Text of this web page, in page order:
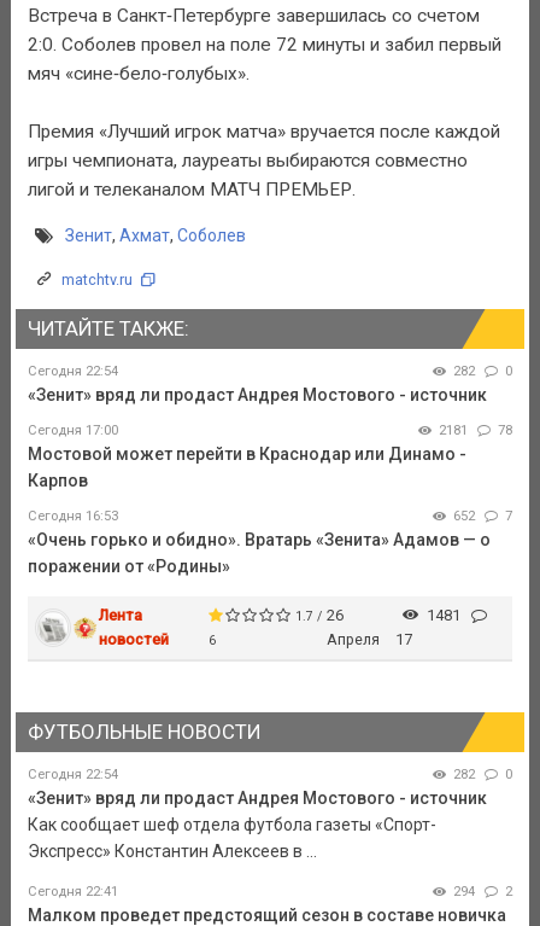
Встреча в Санкт‑Петербурге завершилась со счетом
2:0. Соболев провел на поле 72 минуты и забил первый
мяч «сине‑бело‑голубых».
Премия «Лучший игрок матча» вручается после каждой
игры чемпионата, лауреаты выбираются совместно
лигой и телеканалом МАТЧ ПРЕМЬЕР.
Зенит, Ахмат, Соболев
matchtv.ru
ЧИТАЙТЕ ТАКЖЕ:
Сегодня 22:54 282 0
«Зенит» вряд ли продаст Андрея Мостового - источник
Сегодня 17:00 2181 78
Мостовой может перейти в Краснодар или Динамо -
Карпов
Сегодня 16:53 652 7
«Очень горько и обидно». Вратарь «Зенита» Адамов — о
поражении от «Родины»
Лента
новостей
1.7 /
6
26
Апреля
1481
17
ФУТБОЛЬНЫЕ НОВОСТИ
Сегодня 22:54 282 0
«Зенит» вряд ли продаст Андрея Мостового - источник
Как сообщает шеф отдела футбола газеты «Спорт-
Экспресс» Константин Алексеев в ...
Сегодня 22:41 294 2
Малком проведет предстоящий сезон в составе новичка